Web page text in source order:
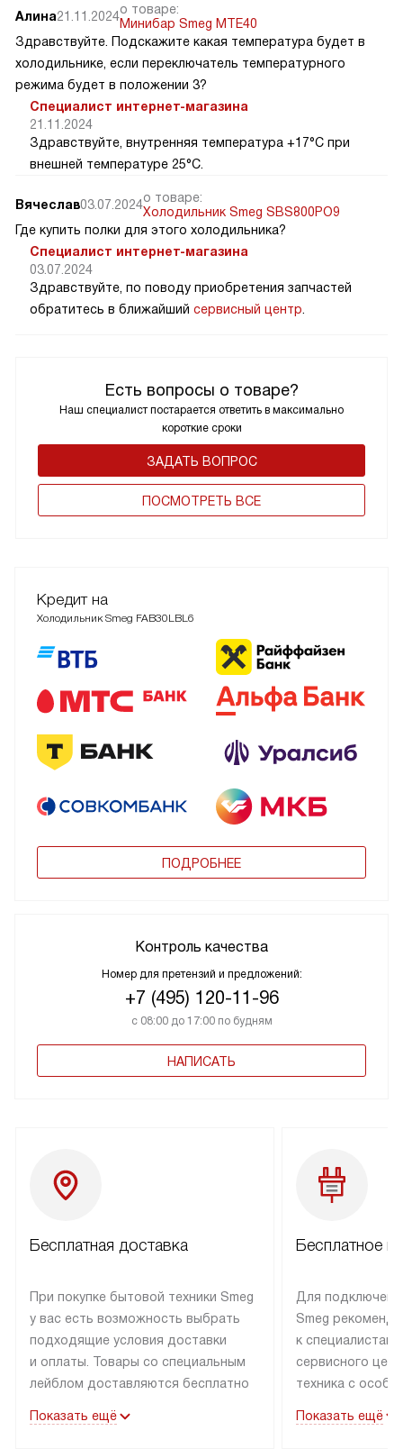
Есть вопросы о товаре?
Наш специалист постарается ответить в максимально
короткие сроки
ЗАДАТЬ ВОПРОС
ПОCМОТРЕТЬ ВСЕ
Алина21.11.2024о товаре:
Минибар Smeg MTE40
Здравствуйте. Подскажите какая температура будет в
холодильнике, если переключатель температурного
режима будет в положении 3?
Специалист интернет-магазина
21.11.2024
Здравствуйте, внутренняя температура +17°C при
внешней температуре 25°C.
Вячеслав03.07.2024о товаре:
Холодильник Smeg SBS800PO9
Где купить полки для этого холодильника?
Специалист интернет-магазина
03.07.2024
Здравствуйте, по поводу приобретения запчастей
обратитесь в ближайший сервисный центр
Кредит на
Холодильник Smeg FAB30LBL6
ПОДРОБНЕЕ
Контроль качества
Номер для претензий и предложений:
+7 (495) 120-11-96
с 08:00 до 17:00 по будням
НАПИСАТЬ
Бесплатная доставка
При покупке бытовой техники Smeg
у вас есть возможность выбрать
подходящие условия доставки
и оплаты. Товары со специальным
лейблом доставляются бесплатно
до подъезда. Доставка за пределы
Показать ещё
Бесплатное
Для
Smeg
к специалистам
сервисного
техника с
коммуникациям.
Показать ещё